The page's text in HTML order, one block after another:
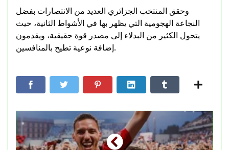
وحقق المنتخب الجزائري العديد من الانتصارات بفضل
النجاعة الهجومية التي يظهر بها في الأشواط الثانية، حيث
يتحول الكثير من البدلاء إلى مصدر قوة حقيقية، ويقدمون
إضافة نوعية تطيح بالمنافسين.